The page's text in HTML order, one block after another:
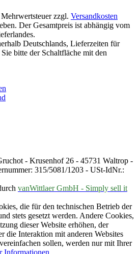
zzgl. Versandkosten
Der Gesamtpreis ist abhängig vom
Deutschlands, Lieferzeiten für
bitte der Schaltfläche mit den
- Krusenhof 26 - 45731 Waltrop -
315/5081/1203 - USt-IdNr.:
vanWittlaer GmbH - Simply sell it
die für den technischen Betrieb der
stets gesetzt werden. Andere Cookies,
dieser Website erhöhen, der
die Interaktion mit anderen Websites
sollen, werden nur mit Ihrer
Informationen